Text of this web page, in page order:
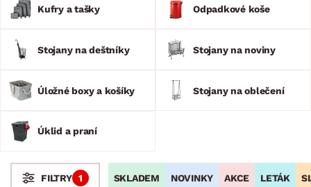
U nás si též vyberete z nejrůznějších odpadkových košů všech
velikostí.
Kufry a tašky Odpadkové koše
Stojany na deštníky Stojany na noviny
Úložné boxy a košíky Stojany na oblečení
Úklid a praní
SKLADEM NOVINKY AKCE LETÁK
FILTRY 1